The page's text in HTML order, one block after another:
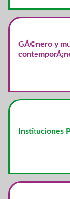
GÃ©nero y
Instituciones